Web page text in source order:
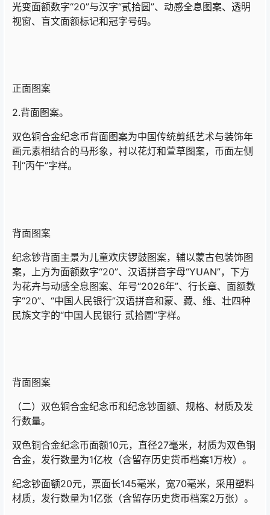
光变面额数字“20”与汉字“贰拾圆”、动感全息图案、透明
视窗、盲文面额标记和冠字号码。
正面图案
2.背面图案。
双色铜合金纪念币背面图案为中国传统剪纸艺术与装饰年
画元素相结合的马形象，衬以花灯和萱草图案，币面左侧
刊“丙午”字样。
背面图案
纪念钞背面主景为儿童欢庆锣鼓图案，辅以蒙古包装饰图
案，上方为面额数字“20”、汉语拼音字母“YUAN”，下方
为花卉与动感全息图案、年号“2026年”、行长章、面额数
字“20”、“中国人民银行”汉语拼音和蒙、藏、维、壮四种
民族文字的“中国人民银行 贰拾圆”字样。
背面图案
（二）双色铜合金纪念币和纪念钞面额、规格、材质及发
行数量。
双色铜合金纪念币面额10元，直径27毫米，材质为双色铜
合金，发行数量为1亿枚（含留存历史货币档案1万枚）。
纪念钞面额20元，票面长145毫米，宽70毫米，采用塑料
材质，发行数量为1亿张（含留存历史货币档案2万张）。